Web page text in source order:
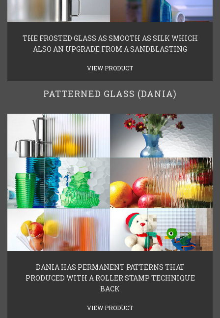
THE FROSTED GLASS AS SMOOTH AS SILK WHICH
ALSO AN UPGRADE FROM A SANDBLASTING
VIEW PRODUCT
PATTERNED GLASS (DANIA)
DANIA HAS PERMANENT PATTERNS THAT
PRODUCED WITH A ROLLER STAMP TECHNIQUE
BACK
VIEW PRODUCT